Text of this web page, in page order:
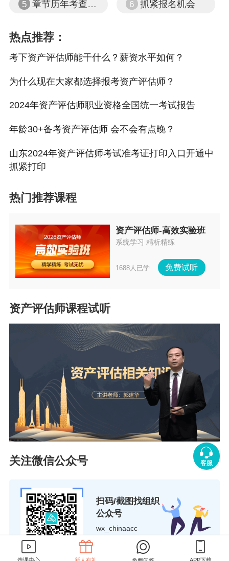
于截止时间前完成报名程序。
天。
年要求，具体详情：
1.具有完全民事行为能力；具有高等院校专科以上（含专
2.暂未取得学历（学位）的大学生可报名参加考试。
✔根据中评协微信公众号答复可知：
评估师考试的。
对尚未取得学历证书的考试合格人员，暂不予发放证书，
由省评协负责保管，待取得学历证书后联系省评协考培部
欢迎加入资产评估师
报考/备考交流群
备战资产评估师不知道如何学？可选择正保会计网校辅导
是硬道理！点击去了解高效实验班课程>>
说明：因考试政策、内容不断变化与调整，正保会计网校
提供的以上信息仅供参考，如有异议请考生以官方部门公
布的内容为准！
5 章节历年考查题型 6 抓紧报名机会
热点推荐：
考下资产评估师能干什么？薪资水平如何？
为什么现在大家都选择报考资产评估师？
2024年资产评估师职业资格全国统一考试报告
年龄30+备考资产评估师 会不会有点晚？
山东2024年资产评估师考试准考证打印入口开通中
抓紧打印
热门推荐课程
资产评估师-高效实验班
系统学习 精析精练
1688人已学 免费试听
资产评估师课程试听
关注微信公众号
扫码/截图找组织
公众号
wx_chinaacc
客服